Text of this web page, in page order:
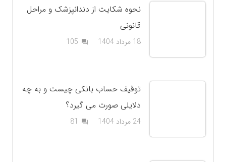
نحوه شکایت از دندانپزشک و مراحل
قانونی
18 مرداد 1404 question_answer
105دیدگاه
توقیف حساب بانکی چیست و به چه
دلایلی صورت می گیرد؟
24 مرداد 1404 question_answer
81دیدگاه